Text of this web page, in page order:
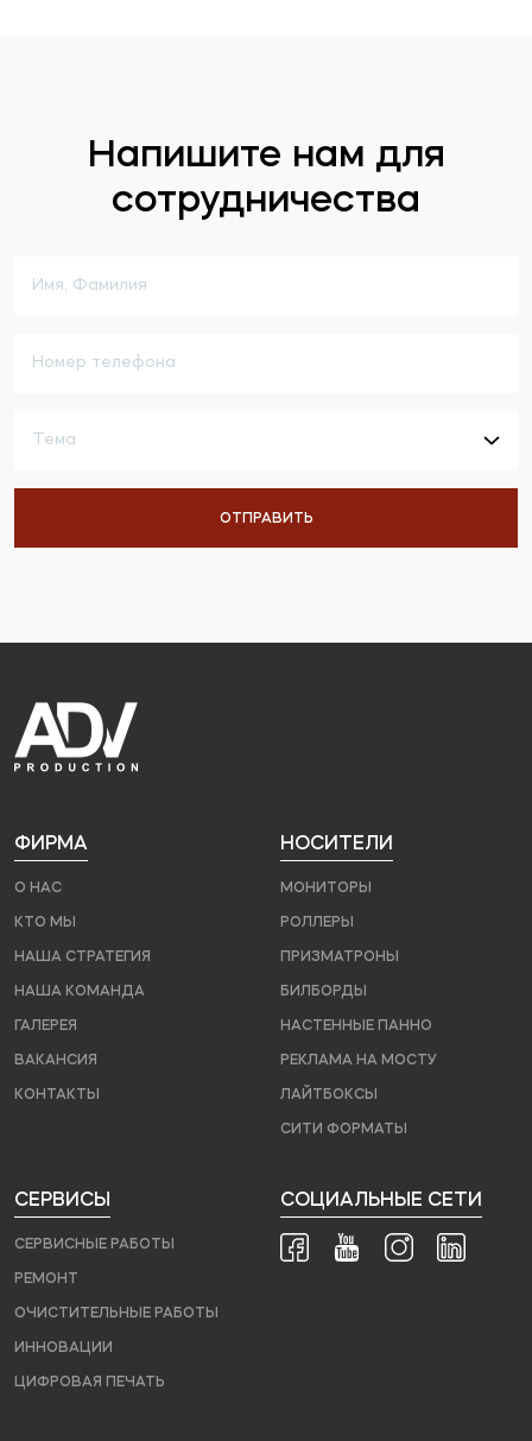
Напишите нам для
сотрудничества
ФИРМА
О НАС
КТО МЫ
НАША СТРАТЕГИЯ
НАША КОМАНДА
ГАЛЕРЕЯ
ВАКАНСИЯ
КОНТАКТЫ
НОСИТЕЛИ
МОНИТОРЫ
РОЛЛЕРЫ
ПРИЗМАТРОНЫ
БИЛБОРДЫ
НАСТЕННЫЕ ПАННО
РЕКЛАМА НА МОСТУ
ЛАЙТБОКСЫ
СИТИ ФОРМАТЫ
СЕРВИСЫ
СЕРВИСНЫЕ РАБОТЫ
РЕМОНТ
ОЧИСТИТЕЛЬНЫЕ РАБОТЫ
ИННОВАЦИИ
ЦИФРОВАЯ ПЕЧАТЬ
СОЦИАЛЬНЫЕ СЕТИ